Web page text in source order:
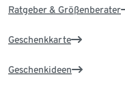
Ratgeber & Größenberater
Geschenkkarte
Geschenkideen